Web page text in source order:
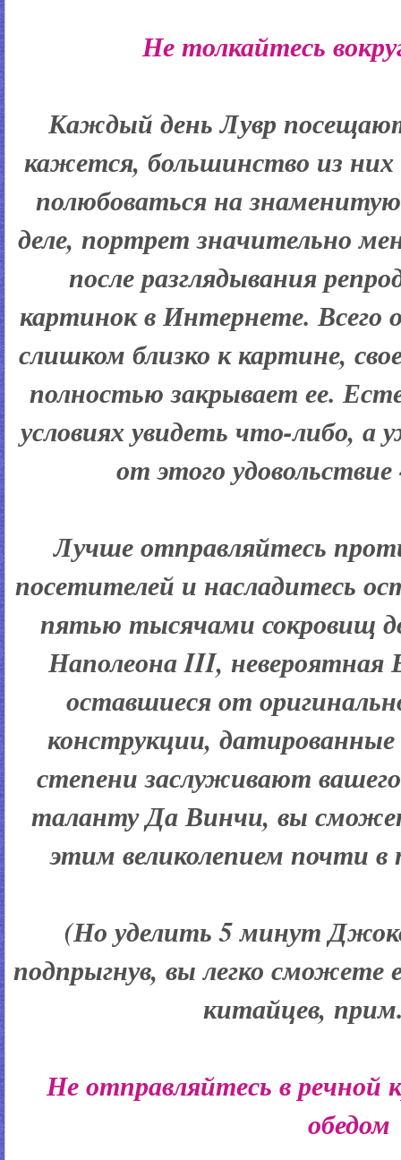
Не толкайтесь
Каждый день Лувр
кажется, большинство из них
полюбоваться на
деле, портрет значительно
после разглядывания
картинок в Интернете. Всего
слишком близко к картине,
полностью закрывает ее.
условиях увидеть что-либо, а
от этого
Лучше отправляйтесь
посетителей и насладитесь
пятью тысячами сокровищ
Наполеона III, невероятная
оставшиеся от
конструкции,
степени заслуживают
таланту Да Винчи, вы
этим великолепием почти в
(Но уделить 5 минут
подпрыгнув, вы легко сможете
китайцев,
Не отправляйтесь в речной
обедом